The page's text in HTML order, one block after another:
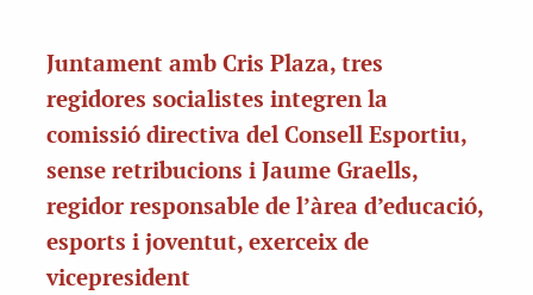
Juntament amb Cris Plaza, tres
regidores socialistes integren la
comissió directiva del Consell Esportiu,
sense retribucions i Jaume Graells,
regidor responsable de l’àrea d’educació,
esports i joventut, exerceix de
vicepresident